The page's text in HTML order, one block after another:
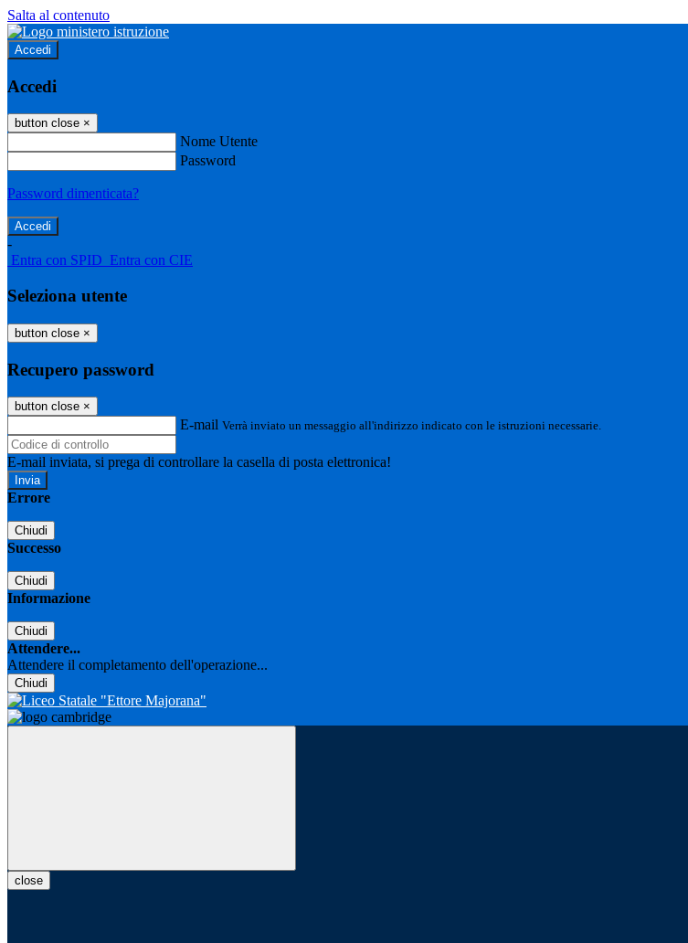
Salta al contenuto
Accedi
Accedi
button close ×
Nome Utente
Password
Password dimenticata?
-
Entra con SPID Entra con CIE
Seleziona utente
button close ×
Recupero password
button close ×
E-mail Verrà inviato un messaggio all'indirizzo indicato con le istruzioni necessarie.
E-mail inviata, si prega di controllare la casella di posta elettronica!
Errore
Chiudi
Successo
Chiudi
Informazione
Chiudi
Attendere...
Attendere il completamento dell'operazione...
Chiudi
close